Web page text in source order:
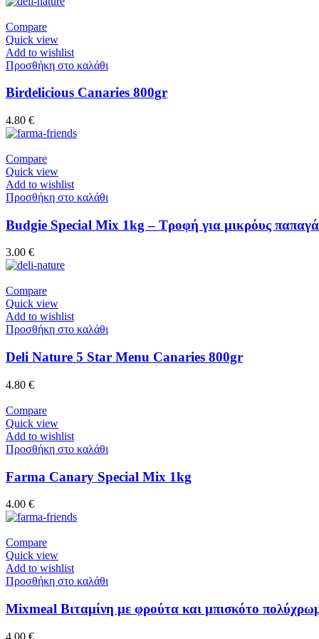
Compare
Quick view
Add to wishlist
Προσθήκη στο καλάθι
Birdelicious Canaries 800gr
4.80 €
Compare
Quick view
Add to wishlist
Προσθήκη στο καλάθι
Budgie Special Mix 1kg – Τροφή για μικρόυς
3.00 €
Compare
Quick view
Add to wishlist
Προσθήκη στο καλάθι
Deli Nature 5 Star Menu Canaries 800gr
4.80 €
Compare
Quick view
Add to wishlist
Προσθήκη στο καλάθι
Farma Canary Special Mix 1kg
4.00 €
Compare
Quick view
Add to wishlist
Προσθήκη στο καλάθι
Mixmeal Βιταμίνη με φρούτα και μπισκότο
4.00 €